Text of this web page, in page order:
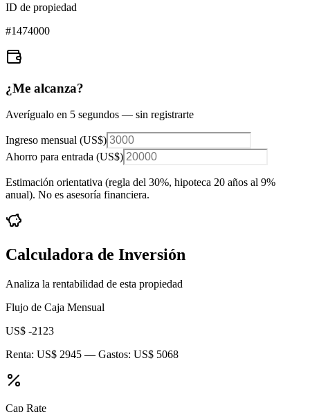
ID de propiedad
#1474000
¿Me alcanza?
Averígualo en 5 segundos — sin registrarte
Ingreso mensual (US$)
Ahorro para entrada (US$)
Estimación orientativa (regla del 30%, hipoteca 20 años al 9%
anual). No es asesoría financiera.
Calculadora de Inversión
Analiza la rentabilidad de esta propiedad
Flujo de Caja Mensual
US$ -2123
Renta: US$ 2945 — Gastos: US$ 5068
Cap Rate